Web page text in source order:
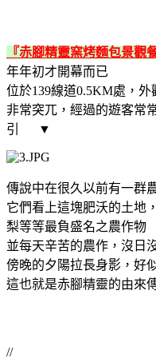
『赤腳精靈窯烤麵包景觀
年年初才開幕而已
位於139線道0.5KM處，
非常突兀，經過的遊客常
引 ▼
傳說中在很久以前有一群
它們看上這塊肥沃的土地
梨等等最負盛名之農作物
並每天辛苦的農作，沒日
傍晚的夕陽拉長身影，好
這也就是赤腳精靈的由來
//